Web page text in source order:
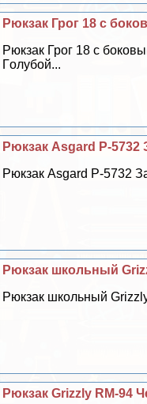
Рюкзак Грог 18 с
Рюкзак Грог 18 с
Гoлyбой...
Рюкзак Asgard Р-5732
Рюкзак Asgard Р-5732
Рюкзак школьный
Рюкзак школьный
Рюкзак Grizzly RM-94